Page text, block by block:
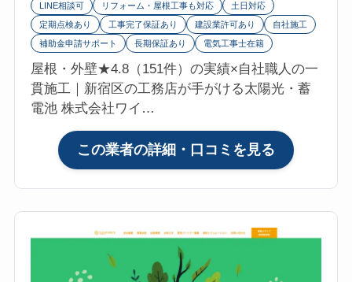
立
区）
口
コ
評
は？
マ
イ
リ
LINE相談可 リフォーム・屋根工事も対応
土日対応
定期点検あり
工事完了保証あり 建設業許可あり
自社施工
補助金申請サポート
長期保証あり 電気工事士在籍
屋根・外壁★4.8（151件）の実績×自社職人の一
貫施工｜新宿区の工務店が手がける太陽光・蓄
電池 株式会社ワイ…
この業者の詳細・口コミを見る
株
式
会
社